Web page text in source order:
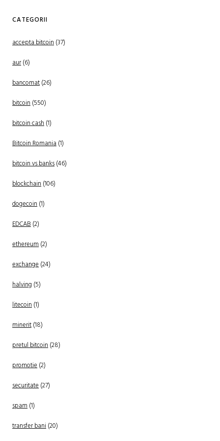
CATEGORII
accepta bitcoin(37)
aur(6)
bancomat(26)
bitcoin(550)
bitcoin cash(1)
Bitcoin Romania(1)
bitcoin vs banks(46)
blockchain(106)
dogecoin(1)
EDCAB(2)
ethereum(2)
exchange(24)
halving (5)
litecoin(1)
minerit(18)
pretul bitcoin(28)
promotie(2)
securitate(27)
spam(1)
transfer bani(20)